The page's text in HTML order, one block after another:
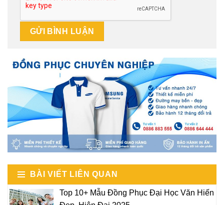
BÀI VIẾT LIÊN QUAN
Top 10+ Mẫu Đồng Phục Đại Học Văn Hiến